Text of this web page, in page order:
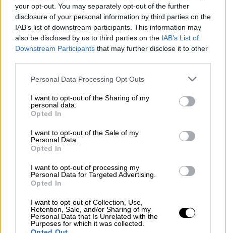
your opt-out. You may separately opt-out of the further
disclosure of your personal information by third parties on the
IAB’s list of downstream participants. This information may
also be disclosed by us to third parties on the IAB’s List of
Downstream Participants that may further disclose it to other
Please note that this website/app uses one or more Google
not limited to your visit or usage behaviour. You may click to
grant or deny consent to Google and its third-party tags to
use your data for below specified purposes in below Google
consent section.
Personal Data Processing Opt Outs
I want to opt-out of the Sharing of my
personal data.
Opted In
I want to opt-out of the Sale of my
Personal Data.
Opted In
I want to opt-out of processing my
Personal Data for Targeted Advertising.
Opted In
I want to opt-out of Collection, Use,
Retention, Sale, and/or Sharing of my
Personal Data that Is Unrelated with the
Purposes for which it was collected.
Οικονομία|21.02.2023 14:12
«Ανάσα» για χιλιάδες επαγγελματίες:
Βήμα-βήμα η διαδικασία για τη 10ετή
παραγραφή οφειλών
ελεύθερους επαγγελματίες και εργοδότες η
παραγραφή